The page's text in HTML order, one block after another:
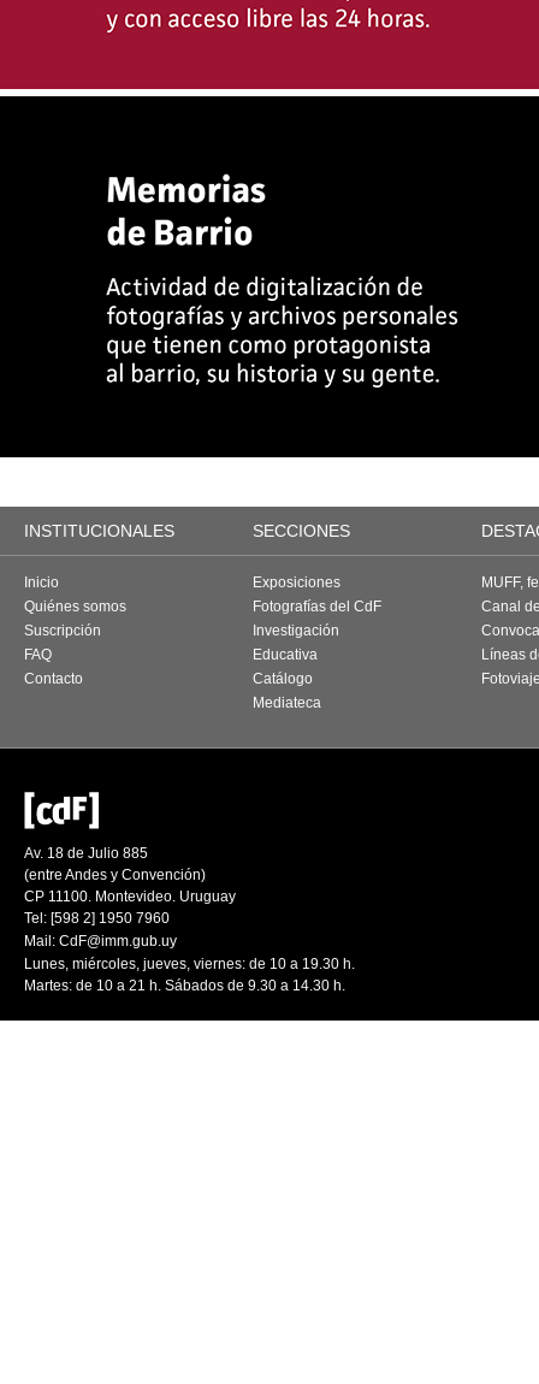
INSTITUCIONALES SECCIONES
Inicio
Quiénes somos
Suscripción
FAQ
Contacto
Exposiciones
Fotografías del CdF
Investigación
Educativa
Catálogo
Mediateca
MUFF,
Canal
Líneas
Av. 18 de Julio 885
(entre Andes y Convención)
CP 11100. Montevideo. Uruguay
Tel: [598 2] 1950 7960
Mail: CdF@imm.gub.uy
Lunes, miércoles, jueves, viernes: de 10 a 19.30 h.
Martes: de 10 a 21 h. Sábados de 9.30 a 14.30 h.